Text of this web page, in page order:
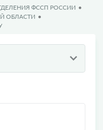
ФССП РОССИИ
ОБЛАСТИ